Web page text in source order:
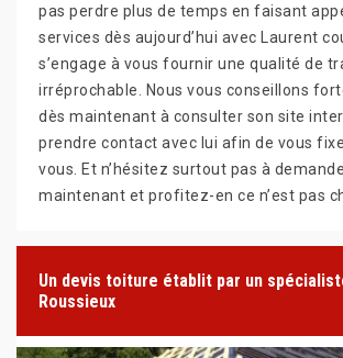
pas perdre plus de temps en faisant
services dès aujourd’hui avec Laurent
s’engage à vous fournir une qualité de
irréprochable. Nous vous conseillons
dès maintenant à consulter son site
prendre contact avec lui afin de vous
vous. Et n’hésitez surtout pas à
maintenant et profitez-en ce n’est pas
Un devis toiture établit par un
Roussieux